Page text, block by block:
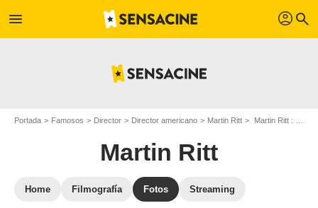
menu profil search
Portada Famosos Director Director americano Martin Ritt Martin Ritt : Fotos de sus películas y series
Martin Ritt
Home Filmografía Fotos Streaming